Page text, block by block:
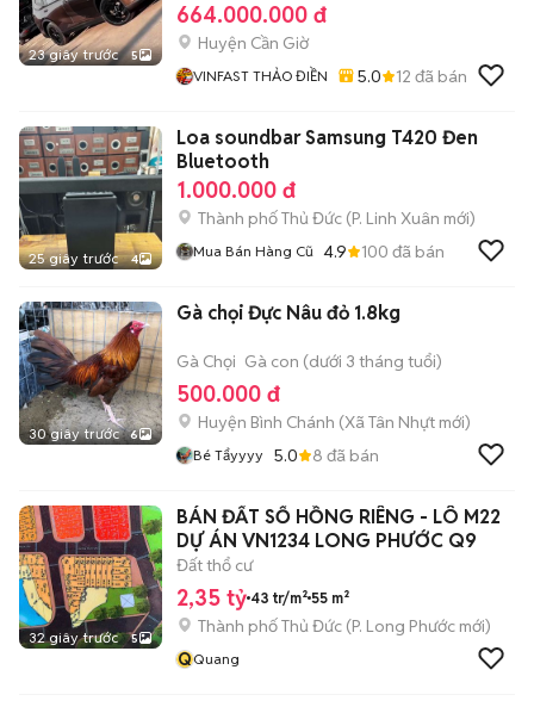
23 giây trước 5
664.000.000 đ
Huyện Cần Giờ
VINFAST THẢO ĐIỀN 5.0 12 đã bán
25 giây trước 4
Loa soundbar Samsung T420 Đen
Bluetooth
1.000.000 đ
Thành phố Thủ Đức (P. Linh Xuân mới)
Mua Bán Hàng Cũ 4.9 100 đã bán
30 giây trước 6
Gà chọi Đực Nâu đỏ 1.8kg
Gà Chọi Gà con (dưới 3 tháng tuổi)
500.000 đ
Huyện Bình Chánh (Xã Tân Nhựt mới)
Bé Tẩyyyy 5.0 8 đã bán
32 giây trước 5
BÁN ĐẤT SỔ HỒNG RIÊNG - LÔ M22
DỰ ÁN VN1234 LONG PHƯỚC Q9
Đất thổ cư
2,35 tỷ 43 tr/m² 55 m²
Thành phố Thủ Đức (P. Long Phước mới)
QQuang